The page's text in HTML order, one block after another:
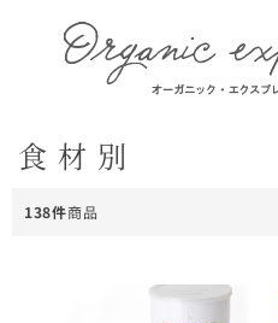
食材別
138件商品